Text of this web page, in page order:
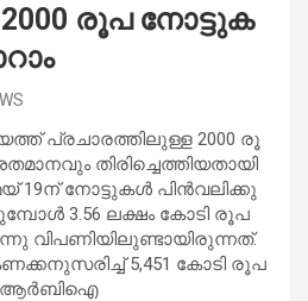
രൂ​പ നോ​ട്ടു​ക​
പ്ര​ചാ​ര​ത്തി​ലു​ള്ള 2000 രൂ​
തി​രി​ച്ചെ​ത്തി​യ​താ​യി
19ന് ​നോ​ട്ടു​ക​ൾ പി​ൻ​വ​ലി​ക്കു​
3.56 ല​ക്ഷം കോ​ടി രൂ​പ​
വി​പ​ണി​യി​ലു​ണ്ടാ​യി​രു​ന്ന​ത്.
5,451 കോ​ടി രൂ​പ​
ആ​ർ​ബി​ഐ